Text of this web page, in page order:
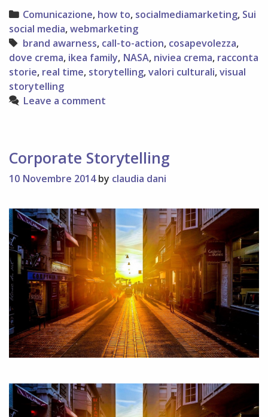
per
rinforzare
lo
storytelling
visuale
Categories
Comunicazione, how to, socialmediamarketing, Sui
social media,webmarketing
Tags
brand awarness, call-to-action, cosapevolezza,
dove crema, ikea family, NASA, niviea crema, racconta
storie, real time, storytelling,valori culturali,visual
storytelling
Leave a comment
Corporate Storytelling
10 Novembre 2014 by claudia dani